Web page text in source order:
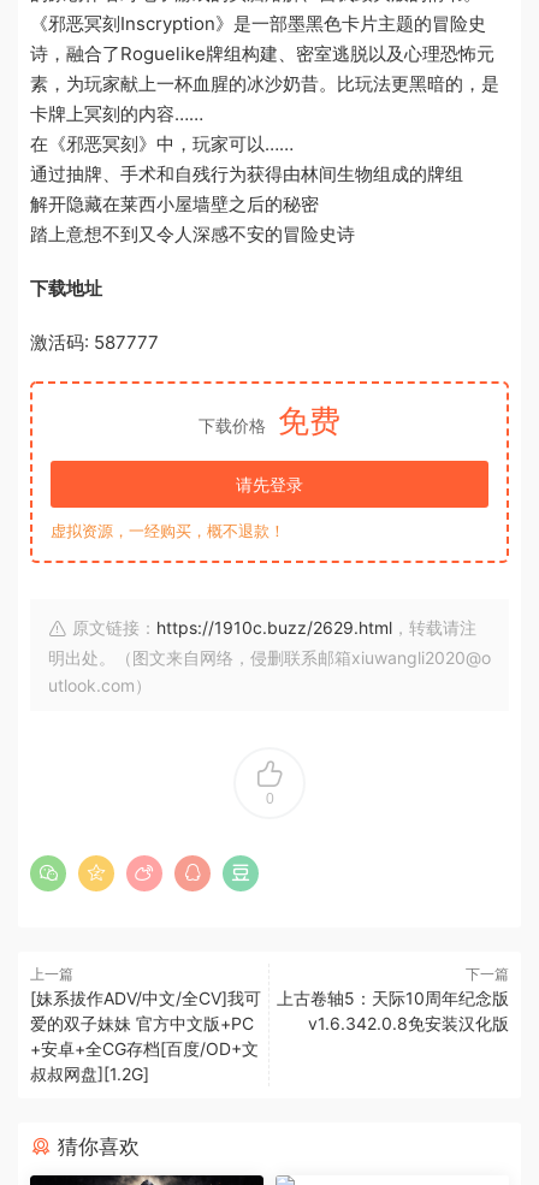
《邪恶冥刻Inscryption》是一部墨黑色卡片主题的冒险史
诗，融合了Roguelike牌组构建、密室逃脱以及心理恐怖元
素，为玩家献上一杯血腥的冰沙奶昔。比玩法更黑暗的，是
卡牌上冥刻的内容……
在《邪恶冥刻》中，玩家可以……
通过抽牌、手术和自残行为获得由林间生物组成的牌组
解开隐藏在莱西小屋墙壁之后的秘密
踏上意想不到又令人深感不安的冒险史诗
下载地址
激活码: 587777
下载价格 免费
请先登录
虚拟资源，一经购买，概不退款！
原文链接： https://1910c.buzz/2629.html ，转载请注
明出处。（图文来自网络，侵删联系邮箱xiuwangli2020@o
utlook.com）
0
上一篇
[妹系拔作ADV/中文/全CV]我可
爱的双子妹妹 官方中文版+PC
+安卓+全CG存档[百度/OD+文
叔叔网盘][1.2G]
下一篇
上古卷轴5：天际10周年纪念版
v1.6.342.0.8免安装汉化版
猜你喜欢